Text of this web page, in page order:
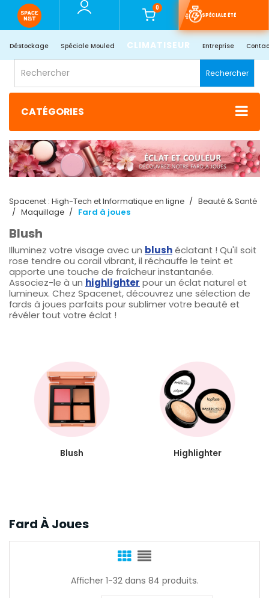
0
SPÉCIALE ÉTÉ
Déstockage Spéciale Mouled CLIMATISEUR Entreprise
Rechercher
CATÉGORIES
Spacenet : High-Tech et Informatique en ligne
Beauté & Santé
Maquillage
Fard à joues
Blush
Illuminez votre visage avec un blushéclatant ! Qu'il soit
rose tendre ou corail vibrant, il réchauffe le teint et
apporte une touche de fraîcheur instantanée.
Associez-le à un highlighter pour un éclat naturel et
lumineux. Chez Spacenet, découvrez une sélection de
fards à joues parfaits pour sublimer votre beauté et
révéler tout votre éclat !
Blush Highlighter
Fard À Joues
Afficher 1-32 dans 84 produits.